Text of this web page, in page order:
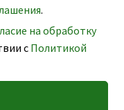
.
на обработку
с Политикой